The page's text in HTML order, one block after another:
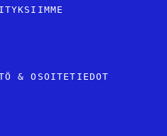
& OSOITETIEDOT